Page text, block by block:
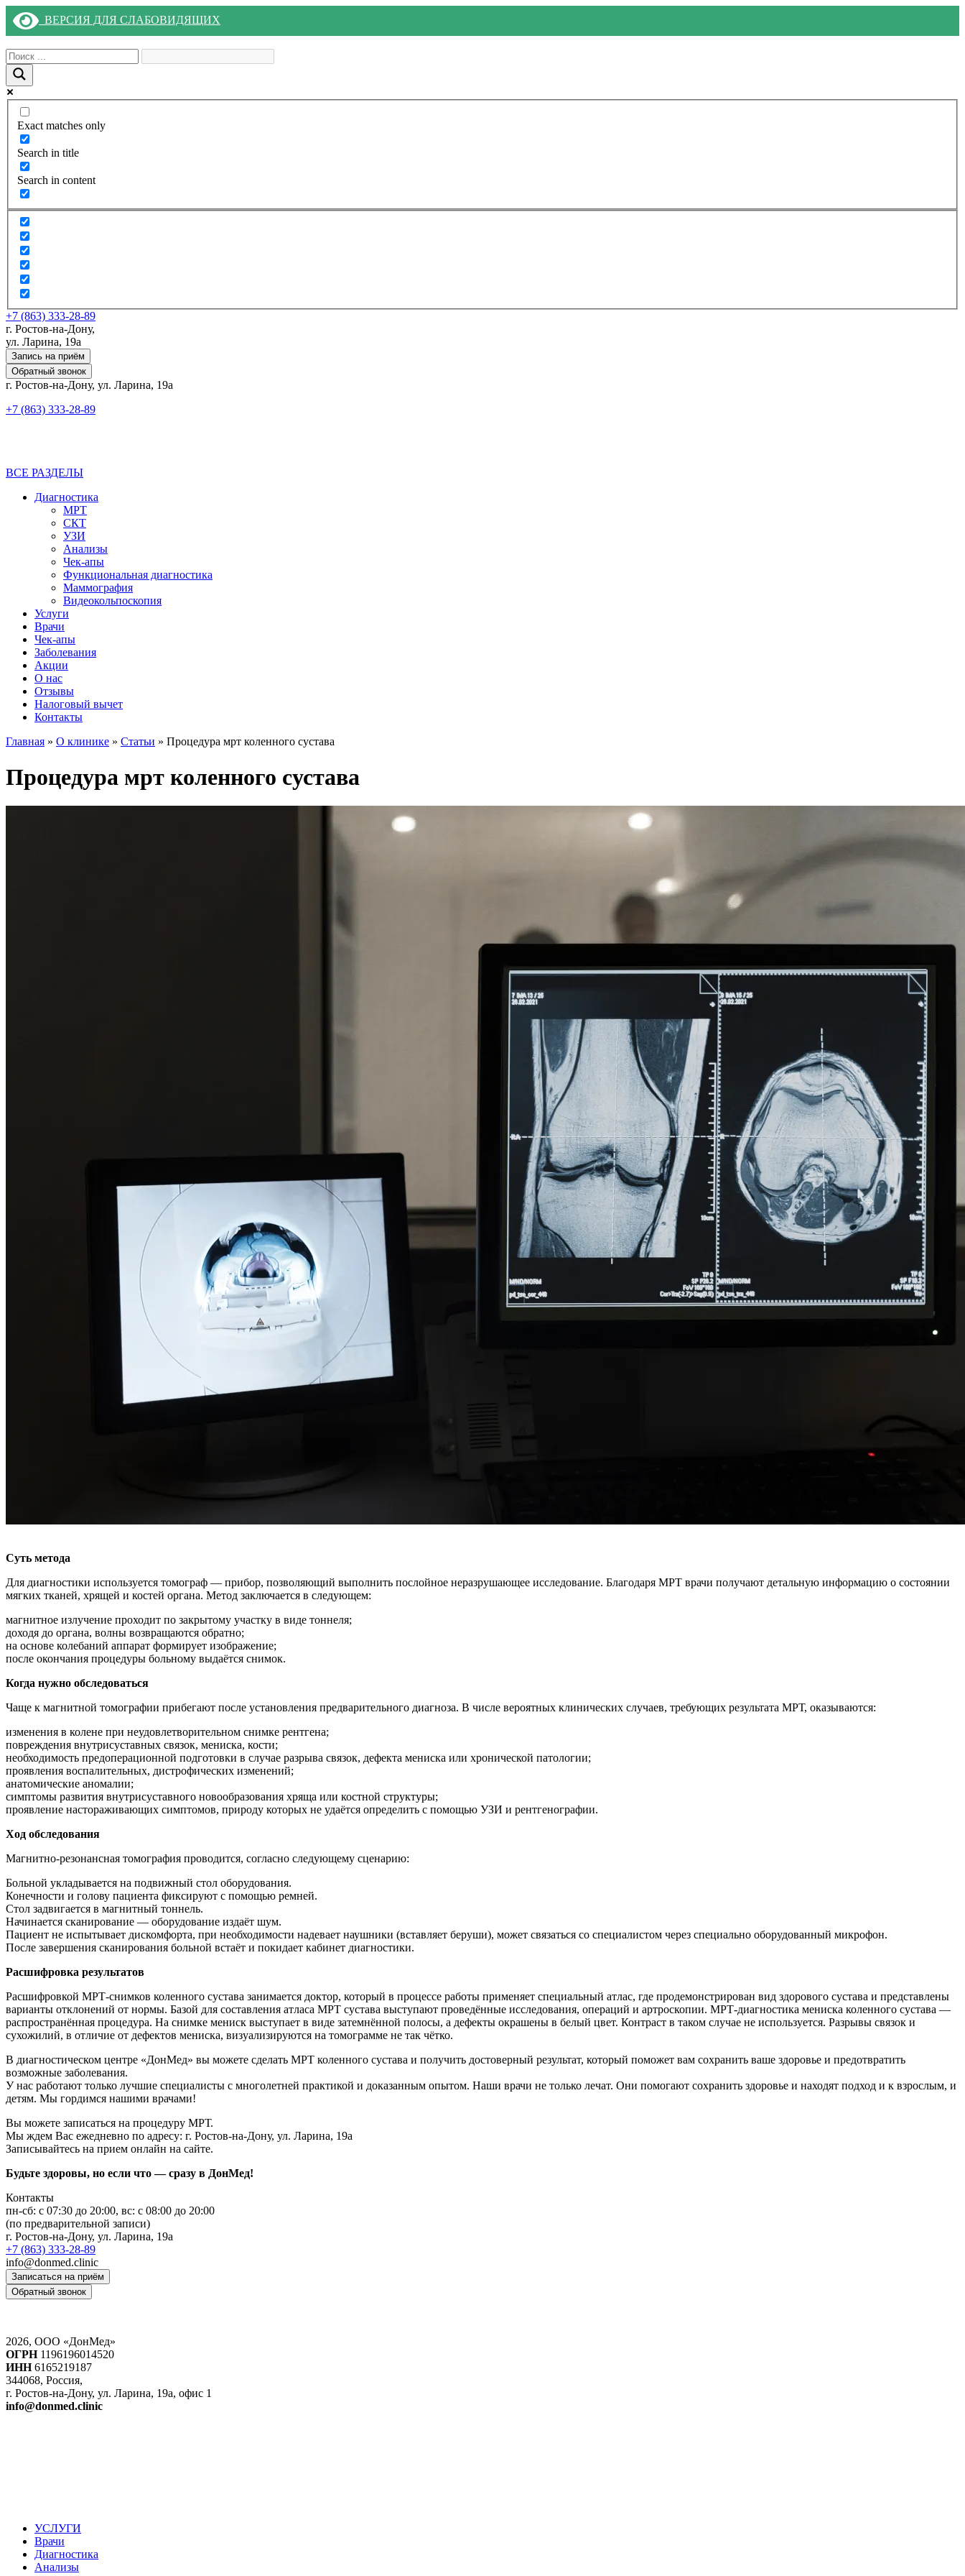
ВЕРСИЯ ДЛЯ СЛАБОВИДЯЩИХ
Exact matches only
Search in title
Search in content
+7 (863) 333-28-89
г. Ростов-на-Дону,
ул. Ларина, 19а
Запись на приём
Обратный звонок
г. Ростов-на-Дону, ул. Ларина, 19а
+7 (863) 333-28-89
ВСЕ РАЗДЕЛЫ
Диагностика
МРТ
СКТ
УЗИ
Анализы
Чек-апы
Функциональная диагностика
Маммография
Видеокольпоскопия
Услуги
Врачи
Чек-апы
Заболевания
Акции
О нас
Отзывы
Налоговый вычет
Контакты
Главная » О клинике » Статьи » Процедура мрт коленного сустава
Процедура мрт коленного сустава
Суть метода
Для диагностики используется томограф — прибор, позволяющий выполнить послойное неразрушающее исследование. Благодаря МРТ врачи получают детальную информацию о состоянии
мягких тканей, хрящей и костей органа. Метод заключается в следующем:
магнитное излучение проходит по закрытому участку в виде тоннеля;
доходя до органа, волны возвращаются обратно;
на основе колебаний аппарат формирует изображение;
после окончания процедуры больному выдаётся снимок.
Когда нужно обследоваться
Чаще к магнитной томографии прибегают после установления предварительного диагноза. В числе вероятных клинических случаев, требующих результата МРТ, оказываются:
изменения в колене при неудовлетворительном снимке рентгена;
повреждения внутрисуставных связок, мениска, кости;
необходимость предоперационной подготовки в случае разрыва связок, дефекта мениска или хронической патологии;
проявления воспалительных, дистрофических изменений;
анатомические аномалии;
симптомы развития внутрисуставного новообразования хряща или костной структуры;
проявление настораживающих симптомов, природу которых не удаётся определить с помощью УЗИ и рентгенографии.
Ход обследования
Магнитно-резонансная томография проводится, согласно следующему сценарию:
Больной укладывается на подвижный стол оборудования.
Конечности и голову пациента фиксируют с помощью ремней.
Стол задвигается в магнитный тоннель.
Начинается сканирование — оборудование издаёт шум.
Пациент не испытывает дискомфорта, при необходимости надевает наушники (вставляет беруши), может связаться со специалистом через специально оборудованный микрофон.
После завершения сканирования больной встаёт и покидает кабинет диагностики.
Расшифровка результатов
Расшифровкой МРТ-снимков коленного сустава занимается доктор, который в процессе работы применяет специальный атлас, где продемонстрирован вид здорового сустава и представлены
варианты отклонений от нормы. Базой для составления атласа МРТ сустава выступают проведённые исследования, операций и артроскопии. МРТ-диагностика мениска коленного сустава —
распространённая процедура. На снимке мениск выступает в виде затемнённой полосы, а дефекты окрашены в белый цвет. Контраст в таком случае не используется. Разрывы связок и
сухожилий, в отличие от дефектов мениска, визуализируются на томограмме не так чётко.
В диагностическом центре «ДонМед» вы можете сделать МРТ коленного сустава и получить достоверный результат, который поможет вам сохранить ваше здоровье и предотвратить
возможные заболевания.
У нас работают только лучшие специалисты с многолетней практикой и доказанным опытом. Наши врачи не только лечат. Они помогают сохранить здоровье и находят подход и к взрослым, и
детям. Мы гордимся нашими врачами!
Вы можете записаться на процедуру МРТ.
Мы ждем Вас ежедневно по адресу: г. Ростов-на-Дону, ул. Ларина, 19а
Записывайтесь на прием онлайн на сайте.
Будьте здоровы, но если что — сразу в ДонМед!
Контакты
пн-сб: c 07:30 до 20:00, вс: с 08:00 до 20:00
(по предварительной записи)
г. Ростов-на-Дону, ул. Ларина, 19а
+7 (863) 333-28-89
info@donmed.clinic
Записаться на приём
Обратный звонок
2026, ООО «ДонМед»
ОГРН1196196014520
ИНН6165219187
344068, Россия,
г. Ростов-на-Дону, ул. Ларина, 19а, офис 1
info@donmed.clinic
УСЛУГИ
Врачи
Диагностика
Анализы